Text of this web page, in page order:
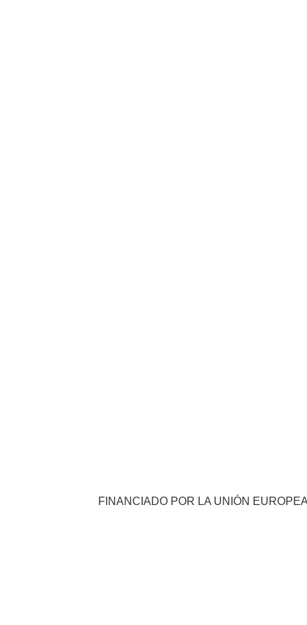
FINANCIADO POR LA UNIÓN